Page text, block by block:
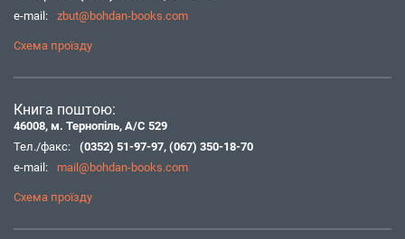
e-mail:
zbut@bohdan-books.com
Схема проїзду
Книга поштою:
46008, м. Тернопіль, А/С 529
Тел./факс:
(0352) 51-97-97, (067) 350-18-70
e-mail:
mail@bohdan-books.com
Схема проїзду